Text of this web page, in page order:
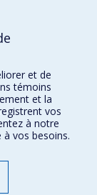
et de
témoins
et la
vos
à notre
vos besoins.